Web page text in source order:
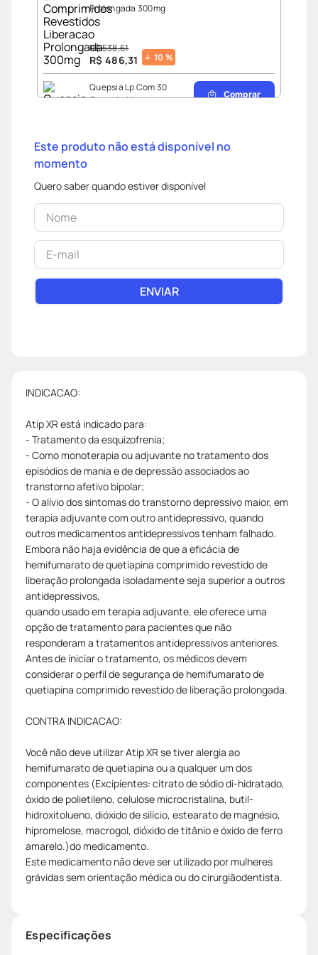
Prolongada 300mg
R$538,61
R$ 486,31 10 %
Quepsia Lp Com 30
Comprimidos
R$516,20
R$457,90
Comprar
Seroquel Xro 300mg
Com 30 Comprimidos
R$1.103,53
05 7%
Este produto não está disponível no
momento
Quero saber quando estiver disponível
ENVIAR
INDICACAO:
Atip XR está indicado para:
- Tratamento da esquizofrenia;
- Como monoterapia ou adjuvante no tratamento dos
episódios de mania e de depressão associados ao
transtorno afetivo bipolar;
- O alívio dos sintomas do transtorno depressivo maior, em
terapia adjuvante com outro antidepressivo, quando
outros medicamentos antidepressivos tenham falhado.
Embora não haja evidência de que a eficácia de
hemifumarato de quetiapina comprimido revestido de
liberação prolongada isoladamente seja superior a outros
antidepressivos,
quando usado em terapia adjuvante, ele oferece uma
opção de tratamento para pacientes que não
responderam a tratamentos antidepressivos anteriores.
Antes de iniciar o tratamento, os médicos devem
considerar o perfil de segurança de hemifumarato de
quetiapina comprimido revestido de liberação prolongada.
CONTRA INDICACAO:
Você não deve utilizar Atip XR se tiver alergia ao
hemifumarato de quetiapina ou a qualquer um dos
componentes (Excipientes: citrato de sódio di-hidratado,
óxido de polietileno, celulose microcristalina, butil-
hidroxitolueno, dióxido de silício, estearato de magnésio,
hipromelose, macrogol, dióxido de titânio e óxido de ferro
amarelo.)do medicamento.
Este medicamento não deve ser utilizado por mulheres
grávidas sem orientação médica ou do cirurgiãodentista.
Especificações